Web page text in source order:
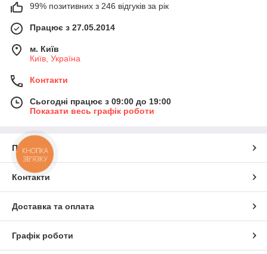
99% позитивних з 246 відгуків за рік
Працює з 27.05.2014
м. Київ
Київ, Україна
Контакти
Сьогодні працює з 09:00 до 19:00
Показати весь графік роботи
Про нас
Контакти
Доставка та оплата
Графік роботи
КНОПКА
ЗВ'ЯЗКУ